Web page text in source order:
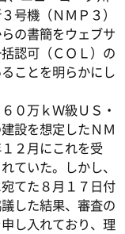
号機（ＮＭＰ３）
の書簡をウェブサ
認可（ＣＯＬ）の
ことを明らかにし
０万ｋＷ級ＵＳ・
設を想定したＮＭ
２月にこれを受
ていた。しかし、
てた８月１７日付
した結果、審査の
し入れており、理